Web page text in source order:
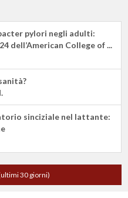
pylori negli adulti:
dell’American College of ...
sinciziale nel lattante:
30 giorni)